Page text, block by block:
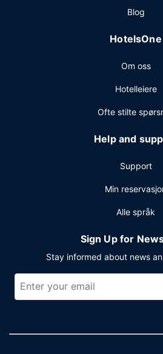
en døgnåpen resepsjon og et
Blog
HotelsOne
Om oss
Hotelleiere
Ofte stilte
Help and
Support
Min
Alle språk
Sign Up for
Stay informed about news